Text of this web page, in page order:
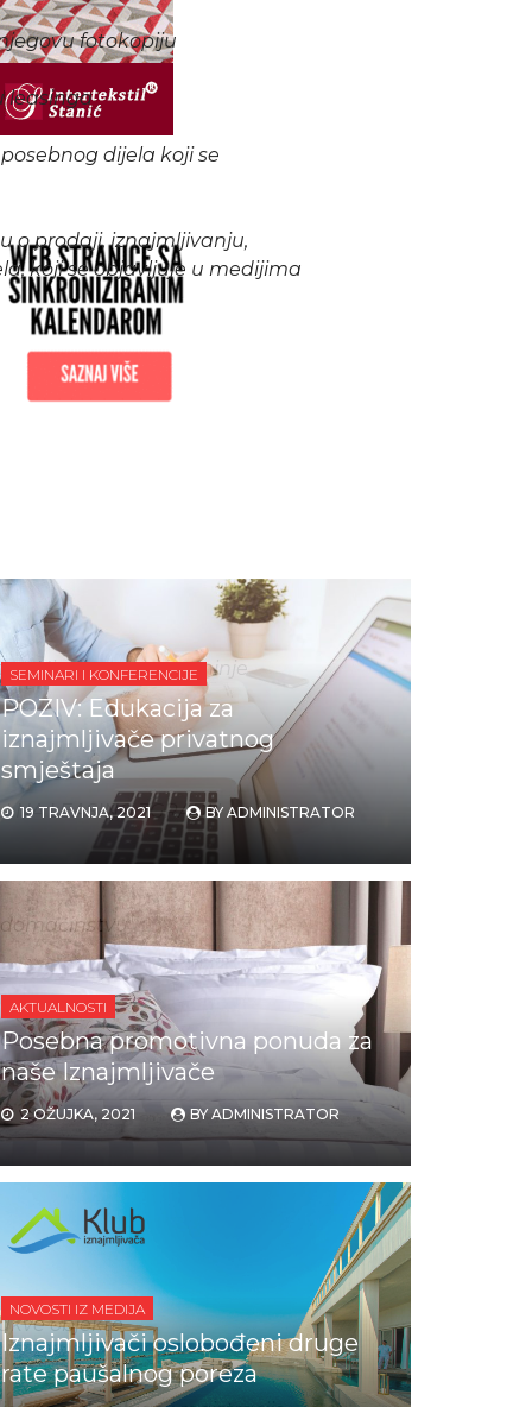
fotokopiju
leasinga
dijela koji se
o prodaji, iznajmljivanju,
koji se objavljuje u medijima
Nigdje se ne spominje
LEASING ZGRADU
NA
objekte
SEMINARI I KONFERENCIJE
POZIV: Edukacija za
iznajmljivače privatnog
smještaja
19 TRAVNJA, 2021 BYADMINISTRATOR
AKTUALNOSTI
Posebna promotivna ponuda za
naše Iznajmljivače
2 OŽUJKA, 2021 BYADMINISTRATOR
NOVOSTI IZ MEDIJA
Iznajmljivači oslobođeni druge
rate paušalnog poreza